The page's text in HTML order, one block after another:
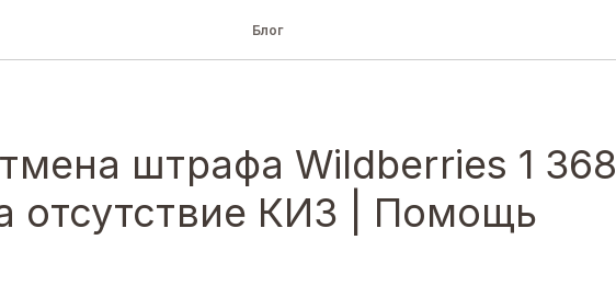
Блог
штрафа Wildberries 1 368
отсутствие КИЗ | Помощь